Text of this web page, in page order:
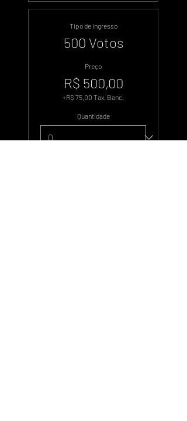
Tipo de ingresso
500 Votos
Preço
R$ 500,00
+R$ 75,00 Tax. Banc.
Quantidade